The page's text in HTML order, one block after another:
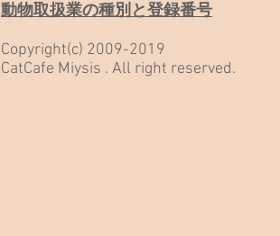
動物取扱業の種別と登録番号
Copyright(c) 2009-2019
CatCafe Miysis . All right reserved.